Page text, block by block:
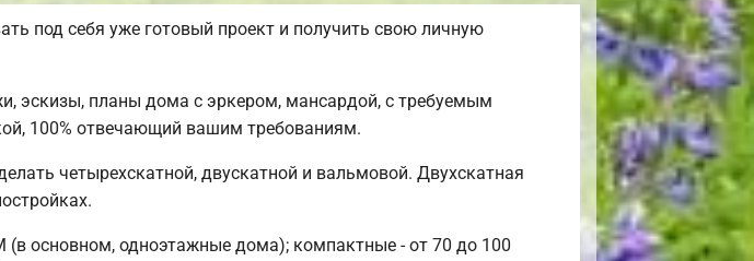
под себя уже готовый проект и получить свою личную
эскизы, планы дома с эркером, мансардой, с требуемым
100% отвечающий вашим требованиям.
четырехскатной, двускатной и вальмовой. Двухскатная
основном, одноэтажные дома); компактные - от 70 до 100